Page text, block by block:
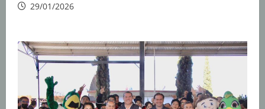
29/01/2026